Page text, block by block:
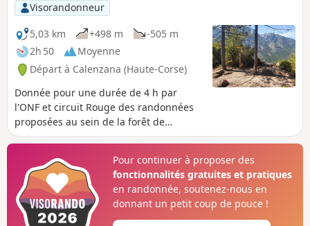
Visorandonneur
5,03 km
+498 m
-505 m
2h 50
Moyenne
Départ à Calenzana (Haute-Corse)
Donnée pour une durée de 4 h par
l'ONF et circuit Rouge des randonnées
proposées au sein de la forêt de
Bonifatu, la boucle de Finochi traverse
ombragé en matinée dans le sens
présenté, destiné à tout public et
parfaitement balisé par les marques
Rouges.
Pour continuer à proposer des
fonctionnalités gratuites et pratiques
en randonnée, soutenez-nous en
donnant un petit coup de pouce !